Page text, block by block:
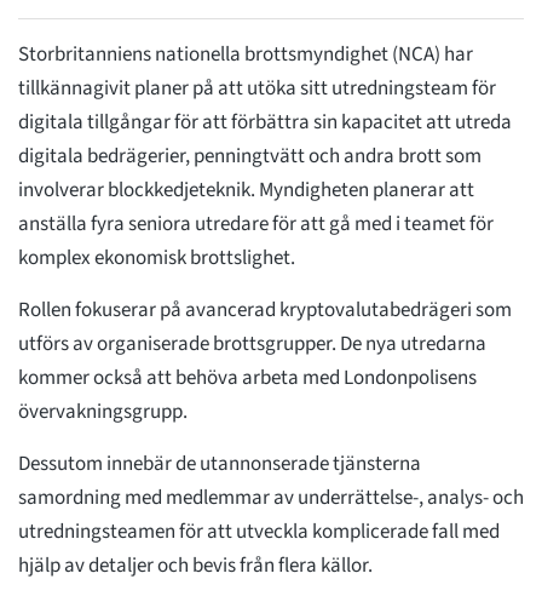
Storbritanniens nationella brottsmyndighet (NCA) har
tillkännagivit planer på att utöka sitt utredningsteam för
digitala tillgångar för att förbättra sin kapacitet att utreda
digitala bedrägerier, penningtvätt och andra brott som
involverar blockkedjeteknik. Myndigheten planerar att
anställa fyra seniora utredare för att gå med i teamet för
komplex ekonomisk brottslighet.
Rollen fokuserar på avancerad kryptovalutabedrägeri som
utförs av organiserade brottsgrupper. De nya utredarna
kommer också att behöva arbeta med Londonpolisens
övervakningsgrupp.
Dessutom innebär de utannonserade tjänsterna
samordning med medlemmar av underrättelse-, analys- och
utredningsteamen för att utveckla komplicerade fall med
hjälp av detaljer och bevis från flera källor.